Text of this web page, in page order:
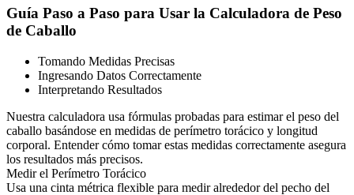
Guía Paso a Paso para Usar la Calculadora de Peso
de Caballo
Tomando Medidas Precisas
Ingresando Datos Correctamente
Interpretando Resultados
Nuestra calculadora usa fórmulas probadas para estimar el peso del
caballo basándose en medidas de perímetro torácico y longitud
corporal. Entender cómo tomar estas medidas correctamente asegura
los resultados más precisos.
Medir el Perímetro Torácico
Usa una cinta métrica flexible para medir alrededor del pecho del